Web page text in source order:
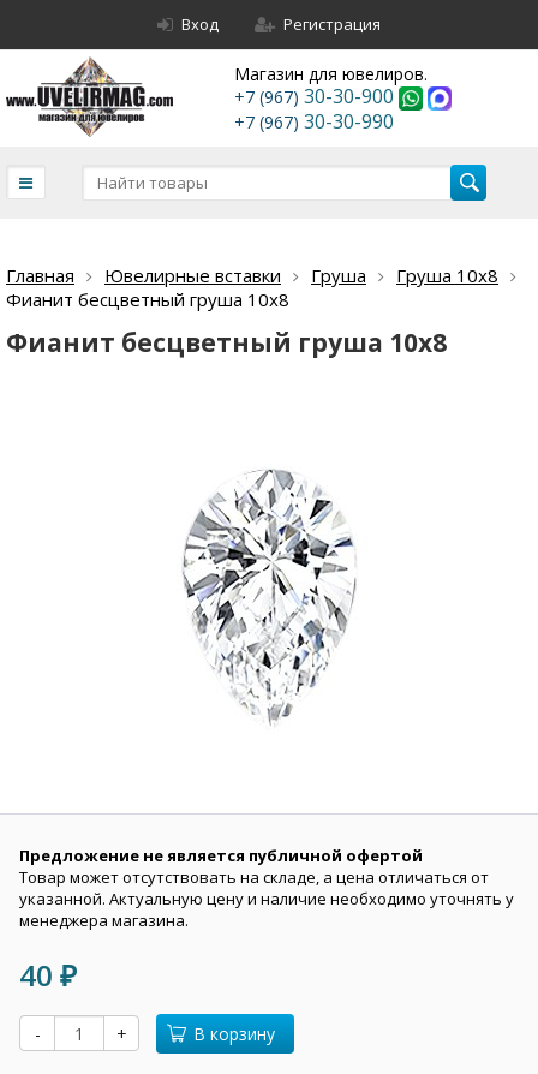
Вход Регистрация
Магазин для ювелиров.
+7 (967) 30-30-900
+7 (967) 30-30-990
Главная Ювелирные вставки Груша
Груша 10х8
Фианит бесцветный груша 10х8
Фианит бесцветный груша 10х8
Предложение не является публичной офертой
Товар может отсутствовать на складе, а цена отличаться от
указанной. Актуальную цену и наличие необходимо уточнять у
менеджера магазина.
40 ₽
- + В корзину